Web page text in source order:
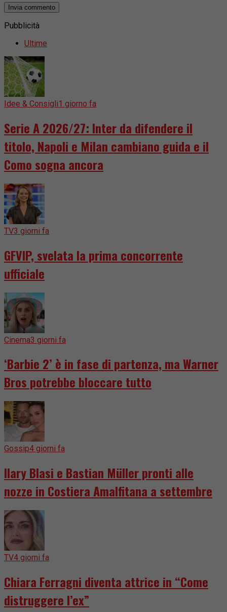
Pubblicità
Ultime
Idee & Consigli1 giorno fa
Serie A 2026/27: Inter da difendere il
titolo, Napoli e Milan cambiano guida e il
Como sogna ancora
TV3 giorni fa
GFVIP, svelata la prima concorrente
ufficiale
Cinema3 giorni fa
‘Barbie 2’ è in fase di partenza, ma Warner
Bros potrebbe bloccare tutto
Gossip4 giorni fa
Ilary Blasi e Bastian Müller pronti alle
nozze in Costiera Amalfitana a settembre
TV4 giorni fa
Chiara Ferragni diventa attrice in “Come
distruggere l’ex”